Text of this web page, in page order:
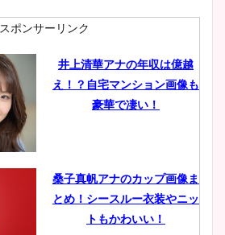
肉も凄い！
鈴木唯の太ってた時の体重が
ヤバすぎww原因や痩せたダ
豊島実季アナのカップ画像ま
とめ！美脚や水着姿に年齢も
スポンサーリンク
井上清華アナの年収は億越
え！？自宅マンション画像も
豪華で凄い！
桑子真帆アナのカップ画像ま
とめ！シースルー衣装やニッ
トもかわいい！